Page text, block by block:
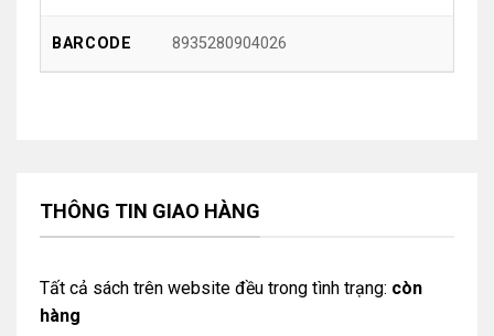
BARCODE 8935280904026
THÔNG TIN GIAO HÀNG
Tất cả sách trên website đều trong tình trạng: còn
hàng